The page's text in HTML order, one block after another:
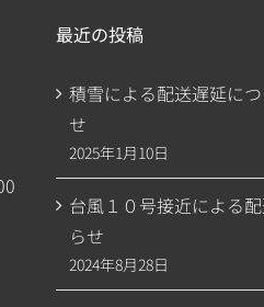
最近の投稿
積雪による配送遅延に
せ
2025年1月10日
台風１０号接近による
らせ
2024年8月28日